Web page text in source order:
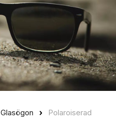
Glasögon
Polaroiserad